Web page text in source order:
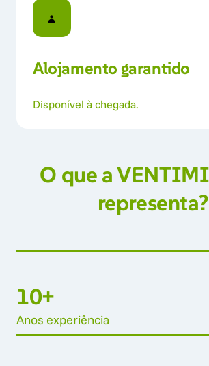
Alojamento garantido
Disponível à chegada.
O que a
representa?
10+
Anos experiência